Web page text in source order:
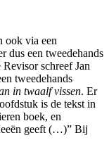
ook via een
dus een tweedehands
Revisor schreef Jan
tweedehands
in twaalf vissen. Er
is de tekst in
boek, en
geeft (…)” Bij